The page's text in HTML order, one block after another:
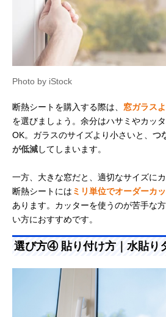
Photo by iStock
断熱シートを購入する際は、 窓ガラス
を選びましょう。余分はハサミやカッ
OK。ガラスのサイズより小さいと、 つ
が低減してしまいます。
一方、大きな窓だと、適切なサイズに
断熱シートには ミリ単位でオーダーカ
あります。カッターを使うのが苦手な
い方におすすめです。
選び方④ 貼り付け方｜水貼り